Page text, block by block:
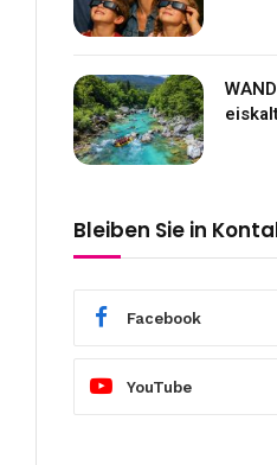
Bleiben Sie in
Facebook
YouTube